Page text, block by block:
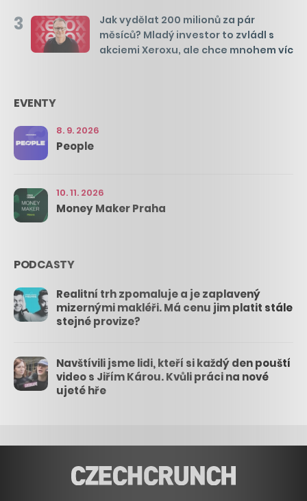
3
Jak vydělat 200 milionů za pár
měsíců? Mladý investor to zvládl s
akciemi Xeroxu, ale chce mnohem víc
EVENTY
8. 9. 2026
People
10. 11. 2026
Money Maker Praha
PODCASTY
Realitní trh zpomaluje a je zaplavený
mizernými makléři. Má cenu jim platit stále
stejné provize?
Navštívili jsme lidi, kteří si každý den pouští
video s Jiřím Károu. Kvůli práci na nové
ujeté hře